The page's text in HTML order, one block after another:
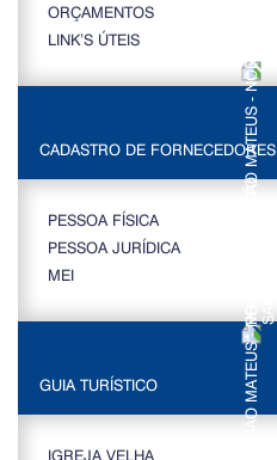
ORÇAMENTOS
LINK’S ÚTEIS
CADASTRO DE FORNECEDORES
PESSOA FÍSICA
PESSOA JURÍDICA
MEI
GUIA TURÍSTICO
IGREJA VELHA